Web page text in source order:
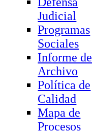
Judicial
Programas
Sociales
Informe de
Archivo
Política de
Calidad
Mapa de
Procesos